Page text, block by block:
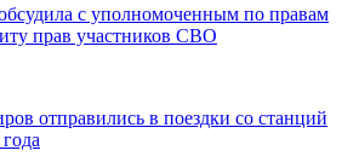
с уполномоченным по правам
прав участников СВО
отправились в поездки со станций